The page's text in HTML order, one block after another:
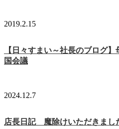
2019.2.15
【日々すまい～社長のブログ
国会議
2024.12.7
店長日記 魔除けいただきまし